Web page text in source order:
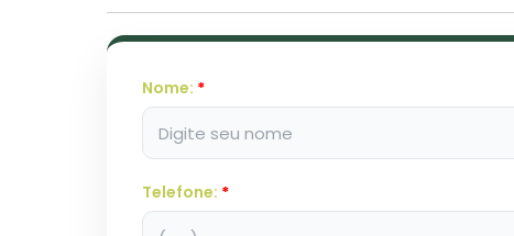
Nome: *
Telefone: *